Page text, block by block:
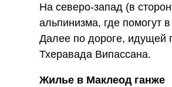
На северо-запад (в
альпинизма, где помогут
Далее по дороге, идущей
Тхеравада Випассана.
Жилье в Маклеод ганже